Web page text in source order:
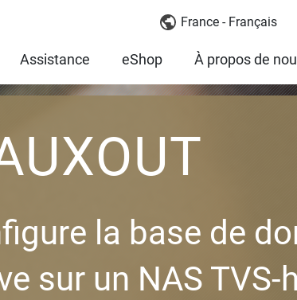
France - Français
Assistance eShop À propos de
la base de
sur un NAS TVS-